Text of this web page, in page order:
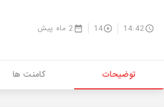
14:42
14 2 ماه پیش
توضیحات کامنت ها